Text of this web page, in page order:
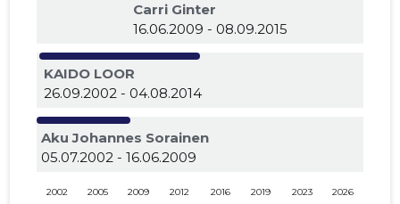
Carri Ginter
16.06.2009 - 08.09.2015
KAIDO LOOR
26.09.2002 - 04.08.2014
Aku Johannes Sorainen
05.07.2002 - 16.06.2009
2002 2005 2009 2012 2016 2019 2023 2026